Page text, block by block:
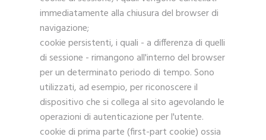
immediatamente alla chiusura del browser di
navigazione;
cookie persistenti, i quali - a differenza di quelli
di sessione - rimangono all'interno del browser
per un determinato periodo di tempo. Sono
utilizzati, ad esempio, per riconoscere il
dispositivo che si collega al sito agevolando le
operazioni di autenticazione per l'utente.
cookie di prima parte (first-part cookie) ossia